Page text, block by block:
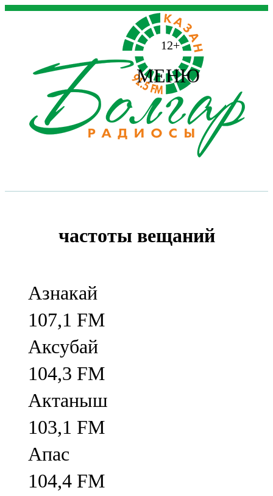
12+
МЕНЮ
частоты вещаний
Азнакай
107,1 FM
Аксубай
104,3 FM
Актаныш
103,1 FM
Апас
104,4 FM